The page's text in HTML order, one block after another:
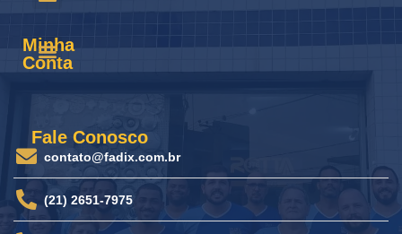
Minha
Conta
Fale Conosco
contato@fadix.com.br
(21) 2651-7975